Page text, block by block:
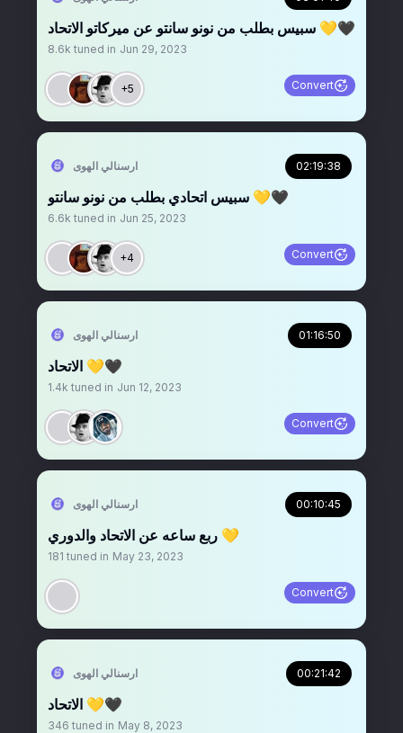
سبيس بطلب من نونو سانتو عن ميركاتو الاتحاد 💛🖤
8.6k tuned in Jun 29, 2023
+5 Convert
‏ارسنالي الهوى 02:19:38
سبيس اتحادي بطلب من نونو سانتو 💛🖤
6.6k tuned in Jun 25, 2023
+4 Convert
‏ارسنالي الهوى 01:16:50
الاتحاد 💛🖤
1.4k tuned in Jun 12, 2023
Convert
‏ارسنالي الهوى 00:10:45
ربع ساعه عن الاتحاد والدوري 💛
181 tuned in May 23, 2023
Convert
‏ارسنالي الهوى 00:21:42
الاتحاد 💛🖤
346 tuned in May 8, 2023